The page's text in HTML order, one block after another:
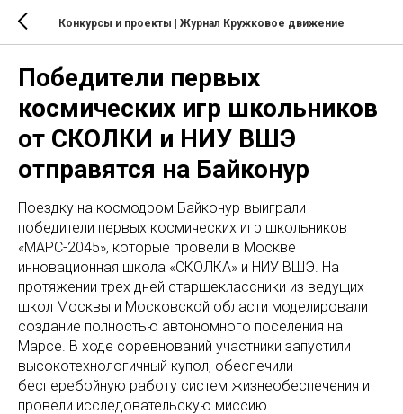
Конкурсы и проекты | Журнал Кружковое движение
Победители первых
космических игр школьников
от СКОЛКИ и НИУ ВШЭ
отправятся на Байконур
Поездку на космодром Байконур выиграли
победители первых космических игр школьников
«МАРС-2045», которые провели в Москве
инновационная школа «СКОЛКА» и НИУ ВШЭ. На
протяжении трех дней старшеклассники из ведущих
школ Москвы и Московской области моделировали
создание полностью автономного поселения на
Марсе. В ходе соревнований участники запустили
высокотехнологичный купол, обеспечили
бесперебойную работу систем жизнеобеспечения и
провели исследовательскую миссию.